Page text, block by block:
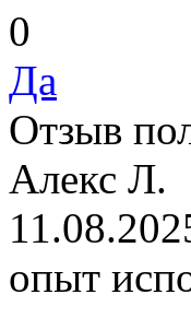
0
Да
Отзыв
Алекс Л.
опыт